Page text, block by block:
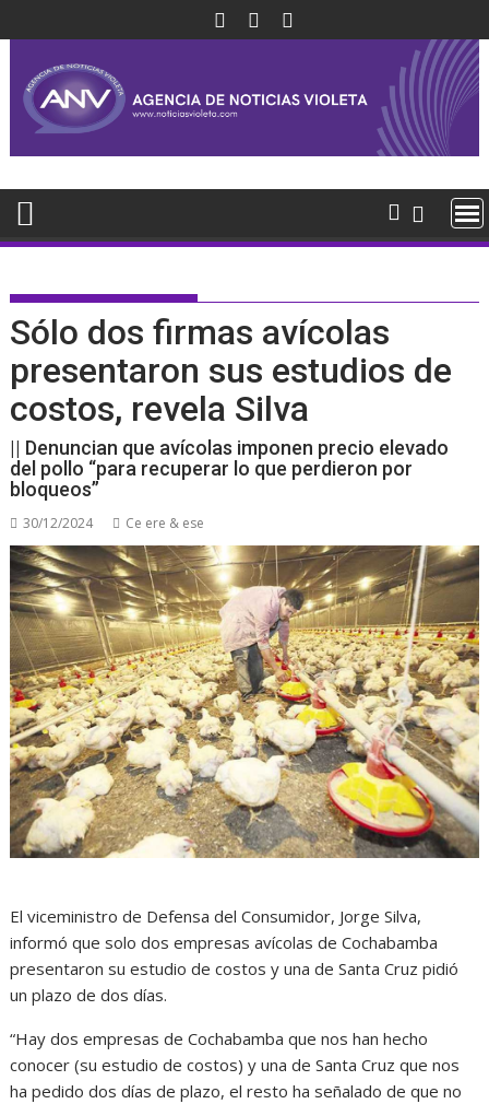
al
contenido
Sólo dos firmas avícolas
presentaron sus estudios de
costos, revela Silva
|| Denuncian que avícolas imponen precio elevado
del pollo “para recuperar lo que perdieron por
bloqueos”
30/12/2024 Ce ere & ese
El viceministro de Defensa del Consumidor, Jorge Silva,
informó que solo dos empresas avícolas de Cochabamba
presentaron su estudio de costos y una de Santa Cruz pidió
un plazo de dos días.
“Hay dos empresas de Cochabamba que nos han hecho
conocer (su estudio de costos) y una de Santa Cruz que nos
ha pedido dos días de plazo, el resto ha señalado de que no